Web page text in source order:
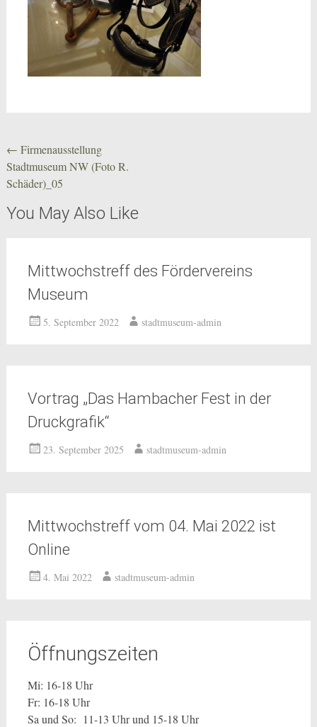
Beitragsnavigation
← Firmenausstellung
Stadtmuseum NW (Foto R.
Schäder)_05
You May Also Like
Mittwochstreff des Fördervereins
Museum
5. September 2022 stadtmuseum-admin
Vortrag „Das Hambacher Fest in der
Druckgrafik“
23. September 2025 stadtmuseum-admin
Mittwochstreff vom 04. Mai 2022 ist
Online
4. Mai 2022 stadtmuseum-admin
Öffnungszeiten
Mi: 16-18 Uhr
Fr: 16-18 Uhr
Sa und So: 11-13 Uhr und 15-18 Uhr